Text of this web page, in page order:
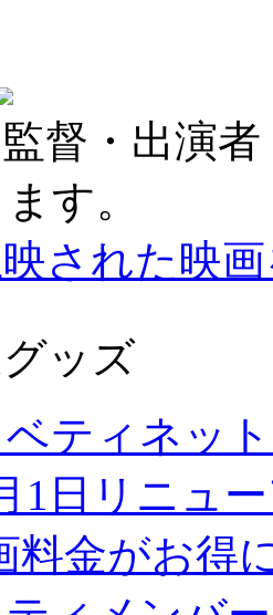
督・出演
す。
された映
ッズ
ティネッ
1日リニュ